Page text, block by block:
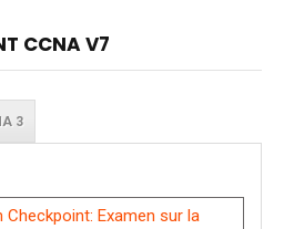
CCNA V7
3
Checkpoint: Examen sur la